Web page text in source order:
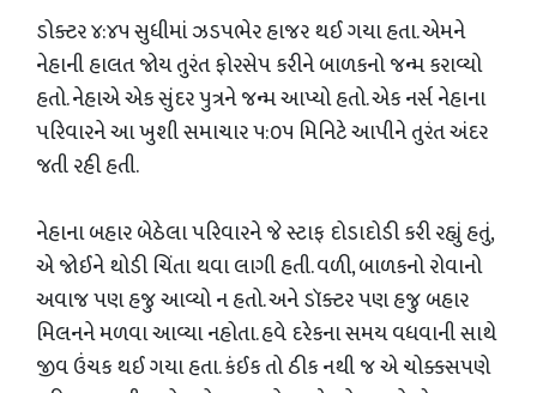
ડોક્ટર ૪:૪૫ સુધીમાં ઝડપભેર હાજર થઈ ગયા હતા. એમને
નેહાની હાલત જોય તુરંત ફોરસેપ કરીને બાળકનો જન્મ કરાવ્યો
હતો. નેહાએ એક સુંદર પુત્રને જન્મ આપ્યો હતો. એક નર્સ નેહાના
પરિવારને આ ખુશી સમાચાર ૫:૦૫ મિનિટે આપીને તુરંત અંદર
જતી રહી હતી.
નેહાના બહાર બેઠેલા પરિવારને જે સ્ટાફ દોડાદોડી કરી રહ્યું હતું,
એ જોઈને થોડી ચિંતા થવા લાગી હતી. વળી, બાળકનો રોવાનો
અવાજ પણ હજુ આવ્યો ન હતો. અને ડૉક્ટર પણ હજુ બહાર
મિલનને મળવા આવ્યા નહોતા. હવે દરેકના સમય વધવાની સાથે
જીવ ઉંચક થઈ ગયા હતા. કંઈક તો ઠીક નથી જ એ ચોક્કસપણે